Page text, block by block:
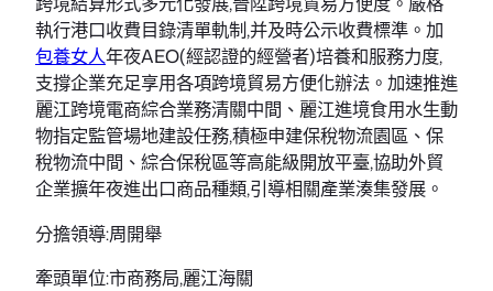
執行港口收費目錄清單軌制,并及時公示收費標準。加
包養女人年夜AEO(經認證的經營者)培養和服務力度,
支撐企業充足享用各項跨境貿易方便化辦法。加速推進
麗江跨境電商綜合業務清關中間、麗江進境食用水生動
物指定監管場地建設任務,積極申建保稅物流園區、保
稅物流中間、綜合保稅區等高能級開放平臺,協助外貿
企業擴年夜進出口商品種類,引導相關產業湊集發展。
分擔領導:周開舉
牽頭單位:市商務局,麗江海關